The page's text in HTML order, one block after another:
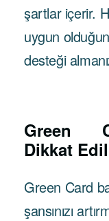
şartlar içerir.
uygun
desteği
Green
Dikkat
Green Card
şansınızı